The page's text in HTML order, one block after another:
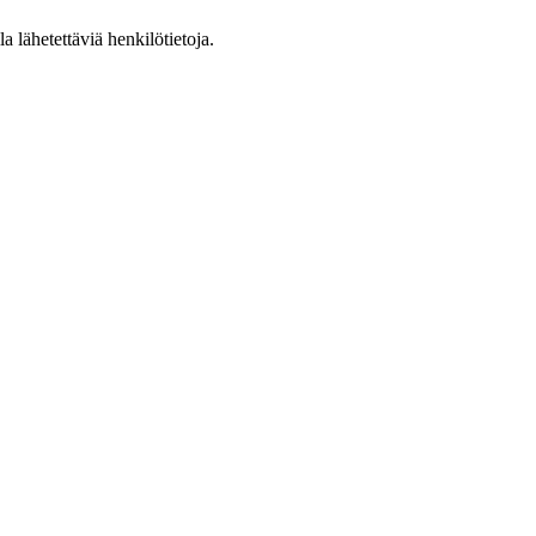
lähetettäviä henkilötietoja.